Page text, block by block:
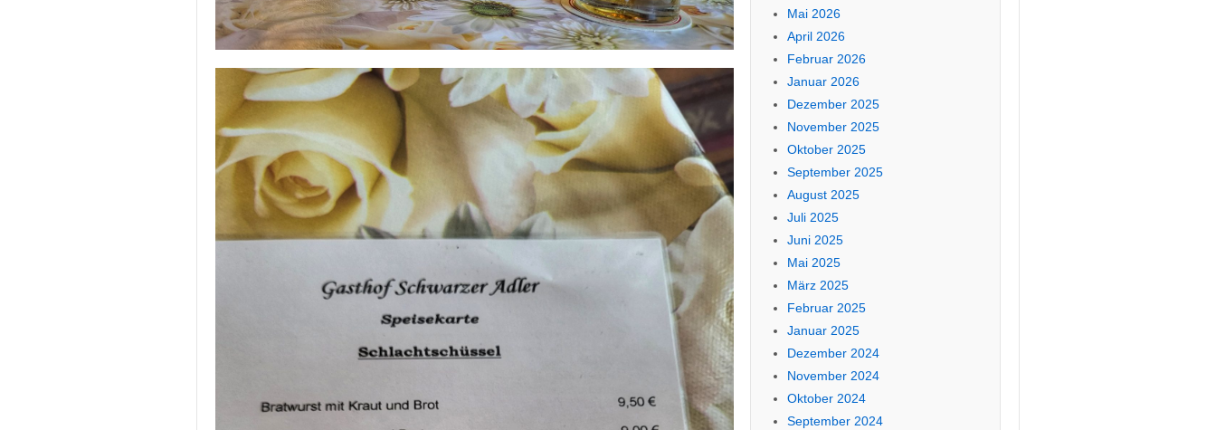
Mai 2026
April 2026
Februar 2026
Januar 2026
Dezember 2025
November 2025
Oktober 2025
September 2025
August 2025
Juli 2025
Juni 2025
Mai 2025
März 2025
Februar 2025
Januar 2025
Dezember 2024
November 2024
Oktober 2024
September 2024